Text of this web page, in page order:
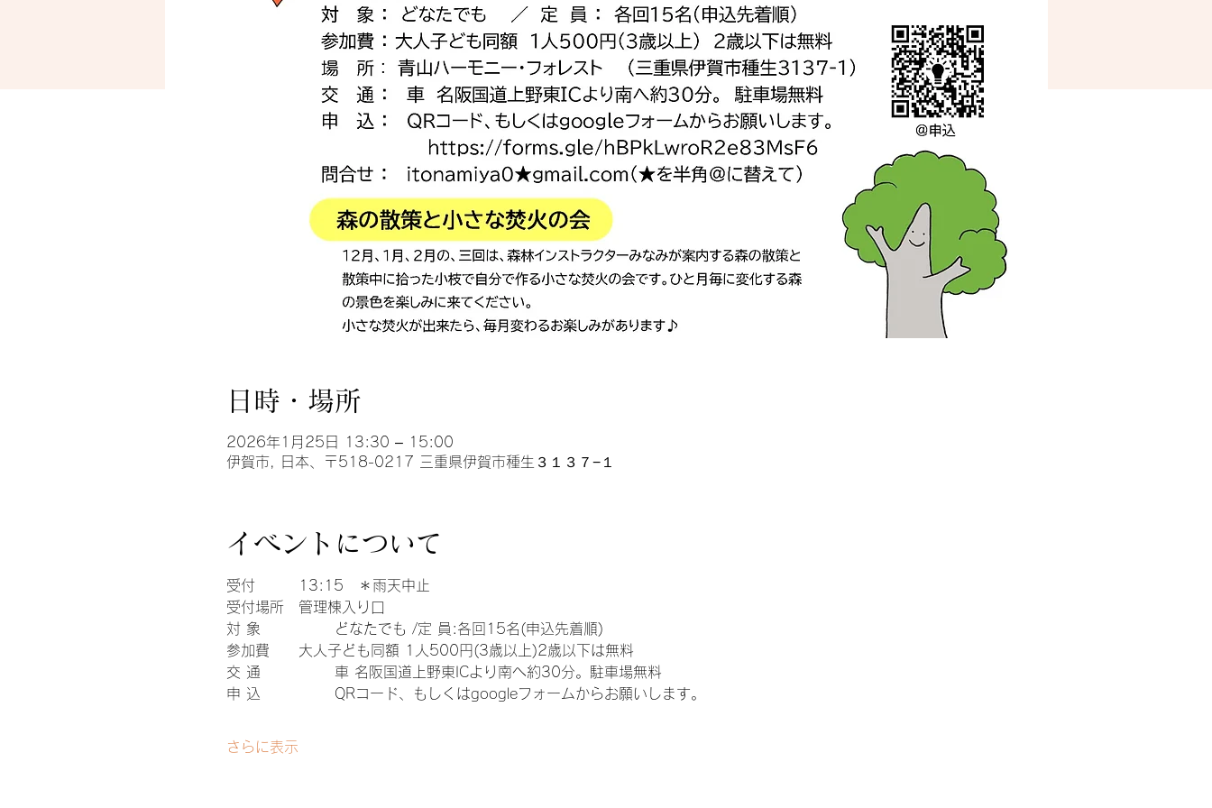
日時・場所
2026年1月25日 13:30 – 15:00
伊賀市, 日本、〒518-0217 三重県伊賀市種生３１３７−１
イベントについて
受付		13:15　＊雨天中止
受付場所	管理棟入り口
対 象		どなたでも /定 員:各回15名(申込先着順)
参加費	大人子ども同額 1人500円(3歳以上)2歳以下は無料
交 通		車 名阪国道上野東ICより南へ約30分。駐車場無料
申 込		QRコード、もしくはgoogleフォームからお願いします。
さらに表示